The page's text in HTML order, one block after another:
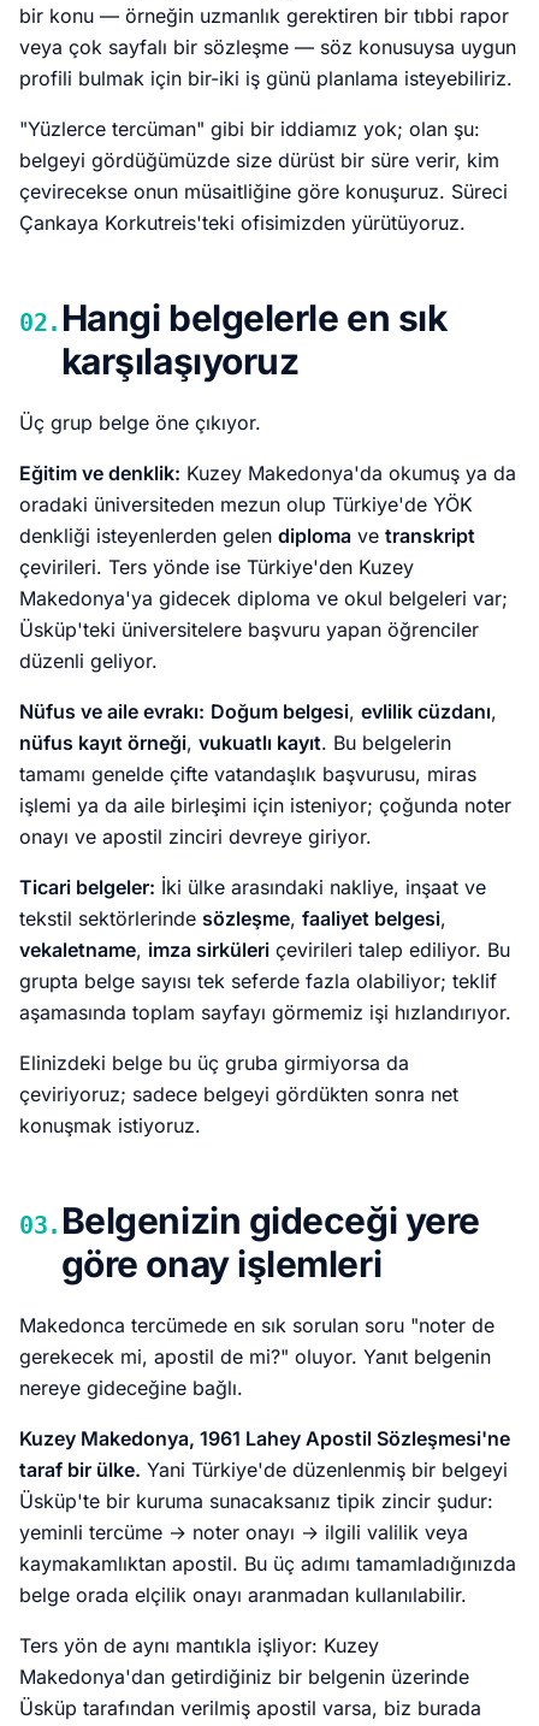
bir konu — örneğin uzmanlık gerektiren bir tıbbi rapor
veya çok sayfalı bir sözleşme — söz konusuysa uygun
profili bulmak için bir-iki iş günü planlama isteyebiliriz.
"Yüzlerce tercüman" gibi bir iddiamız yok; olan şu:
belgeyi gördüğümüzde size dürüst bir süre verir, kim
çevirecekse onun müsaitliğine göre konuşuruz. Süreci
Çankaya Korkutreis'teki ofisimizden yürütüyoruz.
02. Hangi belgelerle en sık
karşılaşıyoruz
Üç grup belge öne çıkıyor.
Eğitim ve denklik: Kuzey Makedonya'da okumuş ya da
oradaki üniversiteden mezun olup Türkiye'de YÖK
denkliği isteyenlerden gelen diploma ve transkript
çevirileri. Ters yönde ise Türkiye'den Kuzey
Makedonya'ya gidecek diploma ve okul belgeleri var;
Üsküp'teki üniversitelere başvuru yapan öğrenciler
düzenli geliyor.
Nüfus ve aile evrakı: Doğum belgesi, evlilik cüzdanı,
nüfus kayıt örneği, vukuatlı kayıt. Bu belgelerin
tamamı genelde çifte vatandaşlık başvurusu, miras
işlemi ya da aile birleşimi için isteniyor; çoğunda noter
onayı ve apostil zinciri devreye giriyor.
Ticari belgeler: İki ülke arasındaki nakliye, inşaat ve
tekstil sektörlerinde sözleşme, faaliyet belgesi,
vekaletname, imza sirküleri çevirileri talep ediliyor. Bu
grupta belge sayısı tek seferde fazla olabiliyor; teklif
aşamasında toplam sayfayı görmemiz işi hızlandırıyor.
Elinizdeki belge bu üç gruba girmiyorsa da
çeviriyoruz; sadece belgeyi gördükten sonra net
konuşmak istiyoruz.
03. Belgenizin gideceği yere
göre onay işlemleri
Makedonca tercümede en sık sorulan soru "noter de
gerekecek mi, apostil de mi?" oluyor. Yanıt belgenin
nereye gideceğine bağlı.
Kuzey Makedonya, 1961 Lahey Apostil Sözleşmesi'ne
taraf bir ülke. Yani Türkiye'de düzenlenmiş bir belgeyi
Üsküp'te bir kuruma sunacaksanız tipik zincir şudur:
yeminli tercüme → noter onayı → ilgili valilik veya
kaymakamlıktan apostil. Bu üç adımı tamamladığınızda
belge orada elçilik onayı aranmadan kullanılabilir.
Ters yön de aynı mantıkla işliyor: Kuzey
Makedonya'dan getirdiğiniz bir belgenin üzerinde
Üsküp tarafından verilmiş apostil varsa, biz burada